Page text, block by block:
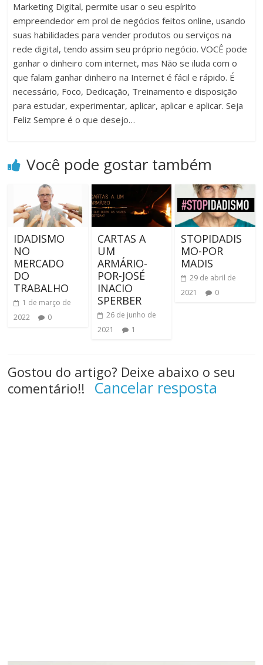
Marketing Digital, permite usar o seu espírito
empreendedor em prol de negócios feitos online, usando
suas habilidades para vender produtos ou serviços na
rede digital, tendo assim seu próprio negócio. VOCÊ pode
ganhar o dinheiro com internet, mas Não se iluda com o
que falam ganhar dinheiro na Internet é fácil e rápido. É
necessário, Foco, Dedicação, Treinamento e disposição
para estudar, experimentar, aplicar, aplicar e aplicar. Seja
Feliz Sempre é o que desejo…
Você pode gostar também
IDADISMO
NO
MERCADO
DO
TRABALHO
1 de março de
2022
0
CARTAS A
UM
ARMÁRIO-
POR-JOSÉ
INACIO
SPERBER
26 de junho de
2021
1
STOPIDADIS
MO-POR
MADIS
29 de abril de
2021
0
Gostou do artigo? Deixe abaixo o seu
comentário!!
Cancelar resposta